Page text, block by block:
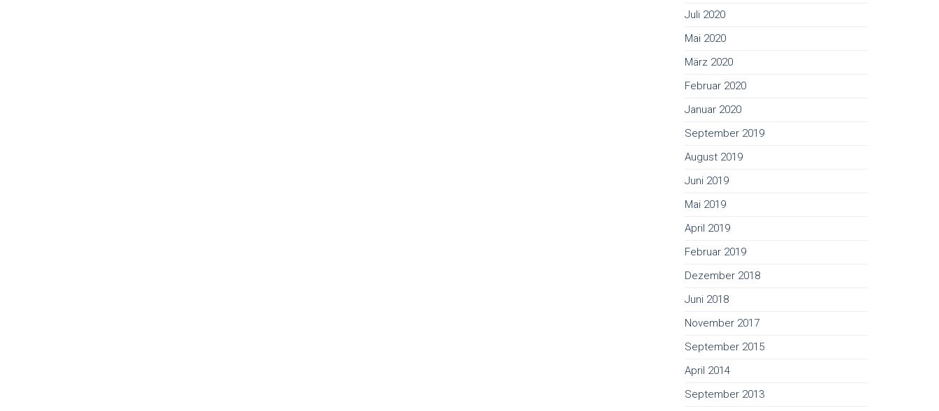
Juli 2020
Mai 2020
März 2020
Februar 2020
Januar 2020
September 2019
August 2019
Juni 2019
Mai 2019
April 2019
Februar 2019
Dezember 2018
Juni 2018
November 2017
September 2015
April 2014
September 2013